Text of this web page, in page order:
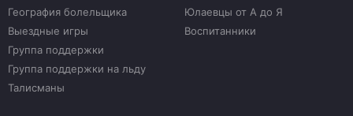
География болельщика
Выездные игры
Группа поддержки
Группа поддержки на льду
Талисманы
Юлаевцы от А до Я
Воспитанники